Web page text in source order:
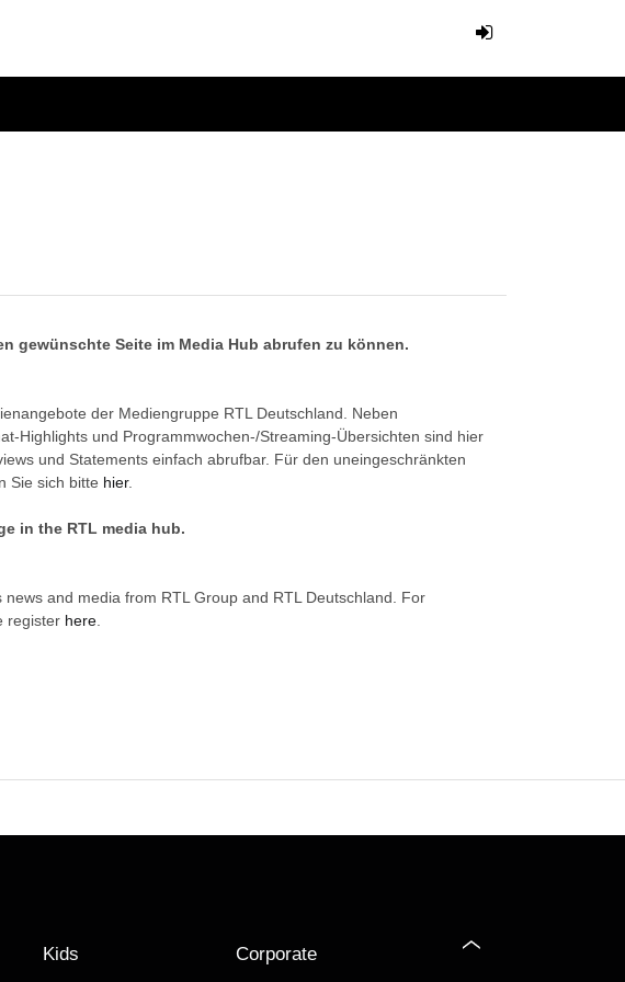
gewünschte Seite im Media Hub abrufen zu können.
der Mediengruppe RTL Deutschland. Neben
Highlights und Programmwochen-/Streaming-Übersichten sind hier
und Statements einfach abrufbar. Für den uneingeschränkten
Sie sich bitte hier.
in the RTL media hub.
and media from RTL Group and RTL Deutschland. For
register here.
Kids Corporate